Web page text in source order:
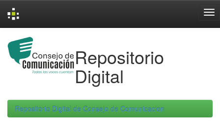
navigation
Repositorio
Digital
Repositorio Digital de Consejo de Comunicacion